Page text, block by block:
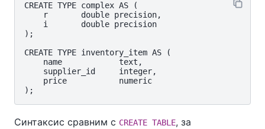
CREATE TYPE complex AS (
    r       double precision,
    i       double precision
);
CREATE TYPE inventory_item AS (
    name            text,
    supplier_id     integer,
    price           numeric
Синтаксис сравним с CREATE TABLE, за